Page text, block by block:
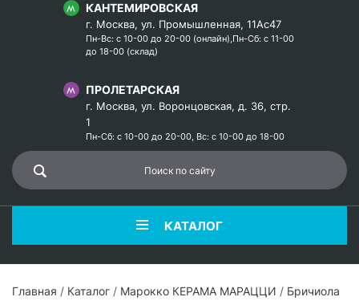
КАНТЕМИРОВСКАЯ
г. Москва, ул. Промышленная, 11Ас47
Пн-Вс: с 10-00 до 20-00 (онлайн),Пн-Сб: с 11-00
до 18-00 (склад)
ПРОЛЕТАРСКАЯ
г. Москва, ул. Воронцовская, д. 36, стр.
1
Пн-Сб: с 10-00 до 20-00, Вс: с 10-00 до 18-00
КАТАЛОГ
Главная / Каталог / Марокко КЕРАМА МАРАЦЦИ / Бричиола